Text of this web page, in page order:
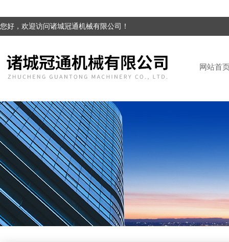
您好，欢迎访问诸城冠通机械有限公司！
网站首